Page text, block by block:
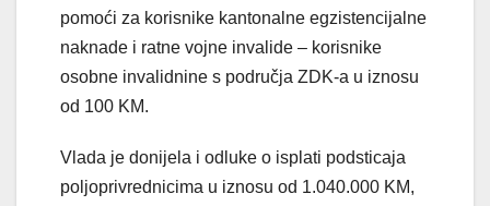
pomoći za korisnike kantonalne egzistencijalne
naknade i ratne vojne invalide – korisnike
osobne invalidnine s područja ZDK-a u iznosu
od 100 KM.
Vlada je donijela i odluke o isplati podsticaja
poljoprivrednicima u iznosu od 1.040.000 KM,